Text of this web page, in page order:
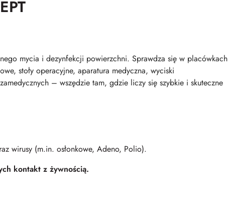
mycia i dezynfekcji powierzchni. Sprawdza się w placówkach
stoły operacyjne, aparatura medyczna, wyciski
– wszędzie tam, gdzie liczy się szybkie i skuteczne
wirusy (m.in. osłonkowe, Adeno, Polio).
kontakt z żywnością.